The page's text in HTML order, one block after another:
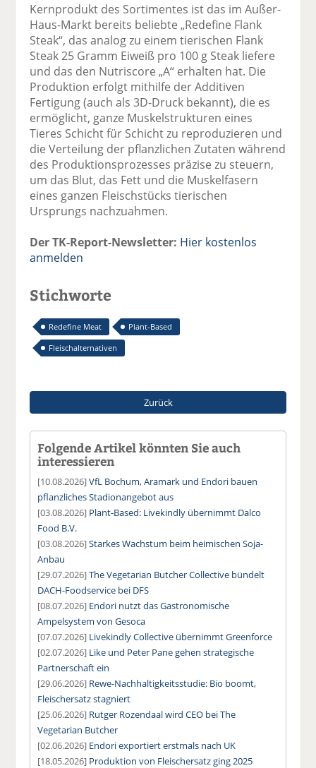
Kernprodukt des Sortimentes ist das im Außer-
Haus-Markt bereits beliebte „Redefine Flank
Steak“, das analog zu einem tierischen Flank
Steak 25 Gramm Eiweiß pro 100 g Steak liefere
und das den Nutriscore „A“ erhalten hat. Die
Produktion erfolgt mithilfe der Additiven
Fertigung (auch als 3D-Druck bekannt), die es
ermöglicht, ganze Muskelstrukturen eines
Tieres Schicht für Schicht zu reproduzieren und
die Verteilung der pflanzlichen Zutaten während
des Produktionsprozesses präzise zu steuern,
um das Blut, das Fett und die Muskelfasern
eines ganzen Fleischstücks tierischen
Ursprungs nachzuahmen.
Der TK-Report-Newsletter: Hier kostenlos
anmelden
Stichworte
Redefine Meat
Plant-Based
Fleischalternativen
Zurück
Folgende Artikel könnten Sie auch
interessieren
[10.08.2026]VfL Bochum, Aramark und Endori bauen
pflanzliches Stadionangebot aus
[03.08.2026] Plant-Based: Livekindly übernimmt Dalco
Food B.V.
[03.08.2026]Starkes Wachstum beim heimischen Soja-
Anbau
[29.07.2026]The Vegetarian Butcher Collective bündelt
DACH-Foodservice bei DFS
[08.07.2026] Endori nutzt das Gastronomische
Ampelsystem von Gesoca
[07.07.2026] Livekindly Collective übernimmt Greenforce
[02.07.2026] Like und Peter Pane gehen strategische
Partnerschaft ein
[29.06.2026] Rewe-Nachhaltigkeitsstudie: Bio boomt,
Fleischersatz stagniert
[25.06.2026] Rutger Rozendaal wird CEO bei The
Vegetarian Butcher
[02.06.2026] Endori exportiert erstmals nach UK
[18.05.2026] Produktion von Fleischersatz ging 2025